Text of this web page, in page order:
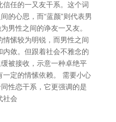
任的一又友干系。这个词
的心思，而“蓝颜”则代表男
男性之间的诤友一又友。
愫较为明锐，而男性之间
敛。但跟着社会不雅念的
被接收，示意一种卓绝平
一定的情愫依赖。 需要小心
性恋干系，它更强调的是
社会